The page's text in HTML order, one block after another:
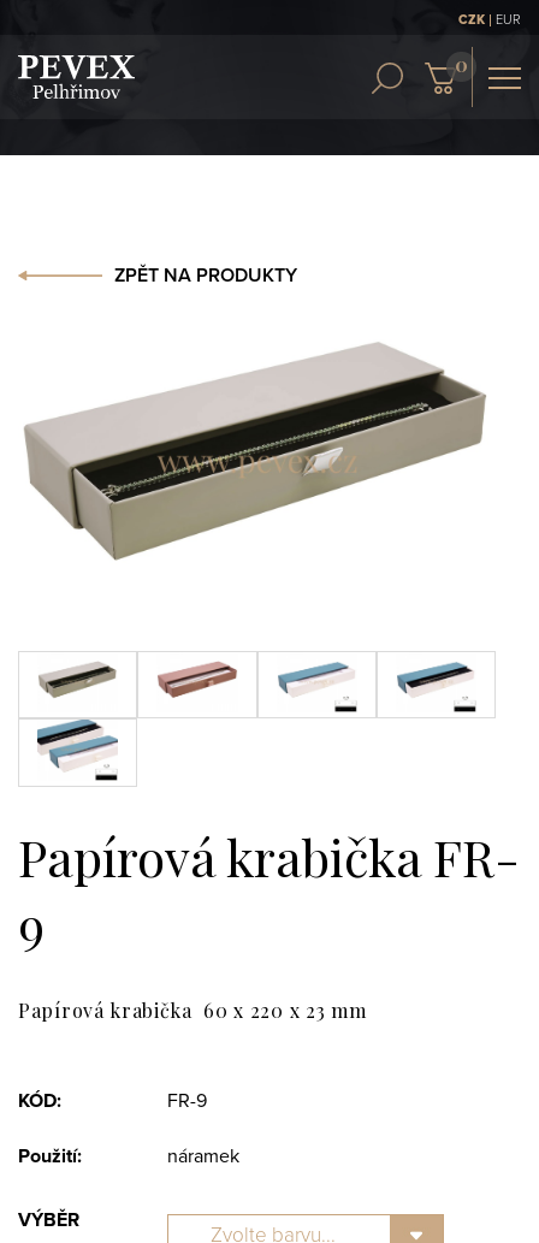
CZK | EUR
ZPĚT NA PRODUKTY
Papírová krabička FR-
9
Papírová krabička 60 x 220 x 23 mm
KÓD: FR-9
Použití: náramek
VÝBĚR